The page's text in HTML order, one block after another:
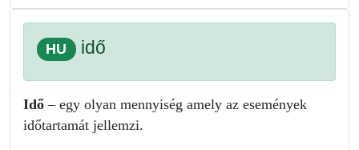
HU idő
Idő – egy olyan mennyiség amely az események
időtartamát jellemzi.